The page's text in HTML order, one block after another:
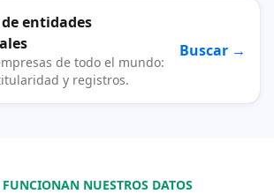
entidades
de todo el mundo:
y registros.
Buscar →
NUESTROS DATOS